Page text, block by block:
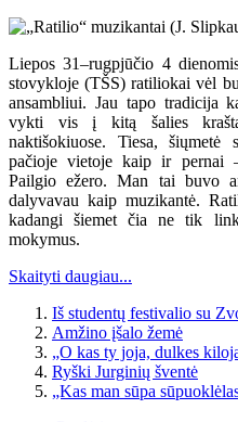
Liepos 31–rugpjūčio 4
stovykloje (TŠS) ratiliokai vėl
ansambliui. Jau tapo tradicija
vykti vis į kitą šalies
naktišokiuose. Tiesa,
pačioje vietoje kaip ir pernai
Pailgio ežero. Man tai buvo
dalyvavau kaip muzikantė.
kadangi šiemet čia ne tik
mokymus.
Skaityti daugiau...
Iš studentų festivalio su
Amžino įšalo žemė
„O kas ty joja, dulkes
Ryški Jurginių šventė
„Kas man sūpa